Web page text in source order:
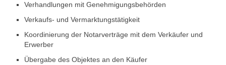
Verhandlungen mit Genehmigungsbehörden
Verkaufs- und Vermarktungstätigkeit
Koordinierung der Notarverträge mit dem Verkäufer und
Erwerber
Übergabe des Objektes an den Käufer